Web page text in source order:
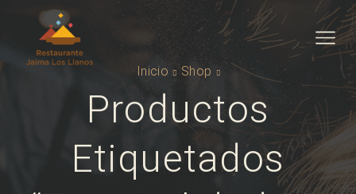
Inicio Shop
Productos
Etiquetados